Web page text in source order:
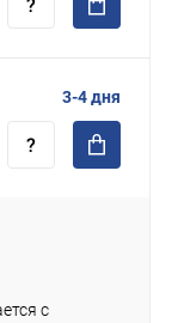
3-4 дня
с